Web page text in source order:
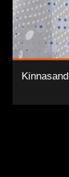
Kinnasand